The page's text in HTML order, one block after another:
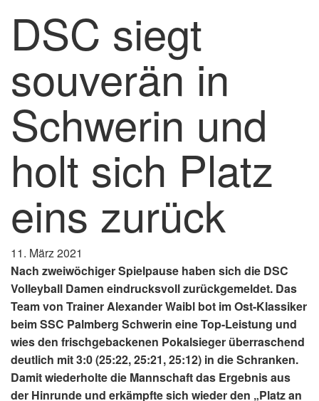
DSC siegt
souverän in
Schwerin und
holt sich Platz
eins zurück
11. März 2021
Nach zweiwöchiger Spielpause haben sich die DSC
Volleyball Damen eindrucksvoll zurückgemeldet. Das
Team von Trainer Alexander Waibl bot im Ost-Klassiker
beim SSC Palmberg Schwerin eine Top-Leistung und
wies den frischgebackenen Pokalsieger überraschend
deutlich mit 3:0 (25:22, 25:21, 25:12) in die Schranken.
Damit wiederholte die Mannschaft das Ergebnis aus
der Hinrunde und erkämpfte sich wieder den „Platz an